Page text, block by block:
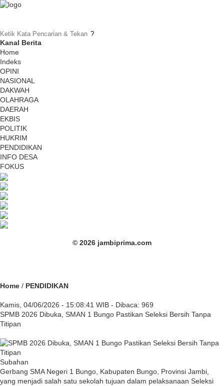
Kanal Berita
Home
Indeks
OPINI
NASIONAL
DAKWAH
OLAHRAGA
DAERAH
EKBIS
POLITIK
HUKRIM
PENDIDIKAN
INFO DESA
FOKUS
© 2026 jambiprima.com
Home / PENDIDIKAN
Kamis, 04/06/2026 - 15:08:41 WIB - Dibaca: 969
SPMB 2026 Dibuka, SMAN 1 Bungo Pastikan Seleksi Bersih Tanpa
Titipan
Subahan
Gerbang SMA Negeri 1 Bungo, Kabupaten Bungo, Provinsi Jambi,
yang menjadi salah satu sekolah tujuan dalam pelaksanaan Seleksi